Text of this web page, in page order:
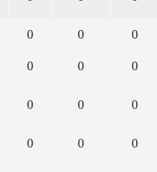
0 0 0
0 0 0
0 0 0
0 0 0